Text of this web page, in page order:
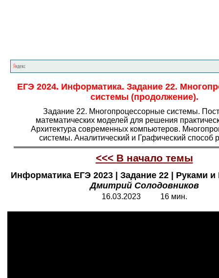
ЕГЭ 2024. Информатика. Задание 22.
системы (продолжение).
Задание 22. Многопроцессорные системы.
математических моделей для решения
Архитектура современных компьютеров.
системы. Аналитический и Графический способ
<<< В начало темы
Информатика ЕГЭ 2023 | Задание 22 | Руками и
Дмитрий Солодовников
16.03.2023 16мин.